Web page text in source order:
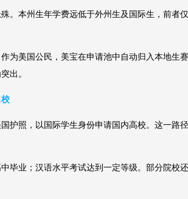
。本州生年学费远低于外州生及国际生，前者
为美国公民，美宝在申请池中自动归入本地生
出。
护照，以国际学生身份申请国内高校。这一路
毕业；汉语水平考试达到一定等级。部分院校